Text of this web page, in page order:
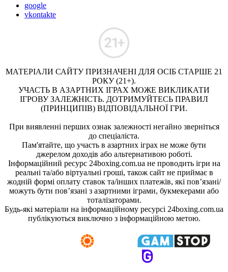
google
vkontakte
МАТЕРІАЛИ САЙТУ ПРИЗНАЧЕНІ ДЛЯ ОСІБ СТАРШЕ 21
РОКУ (21+).
УЧАСТЬ В АЗАРТНИХ ІГРАХ МОЖЕ ВИКЛИКАТИ
ІГРОВУ ЗАЛЕЖНІСТЬ. ДОТРИМУЙТЕСЬ ПРАВИЛ
(ПРИНЦИПІВ) ВІДПОВІДАЛЬНОЇ ГРИ.
При виявленні перших ознак залежності негайно зверніться
до спеціаліста.
Пам'ятайте, що участь в азартних іграх не може бути
джерелом доходів або альтернативою роботі.
Інформаційний ресурс 24boxing.com.ua не проводить ігри на
реальні та/або віртуальні гроші, також сайт не приймає в
жодній формі оплату ставок та/інших платежів, які пов’язані/
можуть бути пов’язані з азартними іграми, букмекерами або
тоталізаторами.
Будь-які матеріали на інформаційному ресурсі 24boxing.com.ua
публікуються виключно з інформаційною метою.